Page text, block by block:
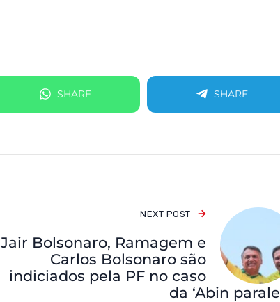
SHARE SHARE
NEXT POST
Jair Bolsonaro, Ramagem e
Carlos Bolsonaro são
indiciados pela PF no caso
da ‘Abin